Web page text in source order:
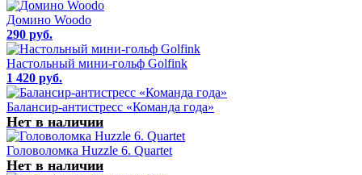
Домино Woodo
290 руб.
Настольный мини-гольф Golfink
1 420 руб.
Балансир-антистресс «Команда года»
Нет в наличии
Головоломка Huzzle 6. Quartet
Нет в наличии